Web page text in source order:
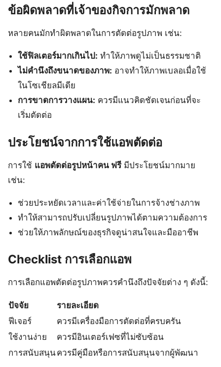
ข้อผิดพลาดที่เจ้าของกิจการมักพลาด
หลายคนมักทำผิดพลาดในการตัดต่อรูปภาพ เช่น:
ใช้ฟิลเตอร์มากเกินไป: ทำให้ภาพดูไม่เป็นธรรมชาติ
ไม่คำนึงถึงขนาดของภาพ: อาจทำให้ภาพเบลอเมื่อใช้
ในโซเชียลมีเดีย
การขาดการวางแผน: ควรมีแนวคิดชัดเจนก่อนที่จะ
เริ่มตัดต่อ
ประโยชน์จากการใช้แอพตัดต่อ
การใช้ แอพตัดต่อรูปหน้าคน ฟรีมีประโยชน์มากมาย
เช่น:
ช่วยประหยัดเวลาและค่าใช้จ่ายในการจ้างช่างภาพ
ทำให้สามารถปรับเปลี่ยนรูปภาพได้ตามความต้องการ
ช่วยให้ภาพลักษณ์ของธุรกิจดูน่าสนใจและมืออาชีพ
Checklist การเลือกแอพ
การเลือกแอพตัดต่อรูปภาพควรคำนึงถึงปัจจัยต่าง ๆ ดังนี้:
ปัจจัย
รายละเอียด
ฟีเจอร์
ควรมีเครื่องมือการตัดต่อที่ครบครัน
ใช้งานง่าย
ควรมีอินเตอร์เฟซที่ไม่ซับซ้อน
การสนับสนุนควรมีคู่มือหรือการสนับสนุนจากผู้พัฒนา